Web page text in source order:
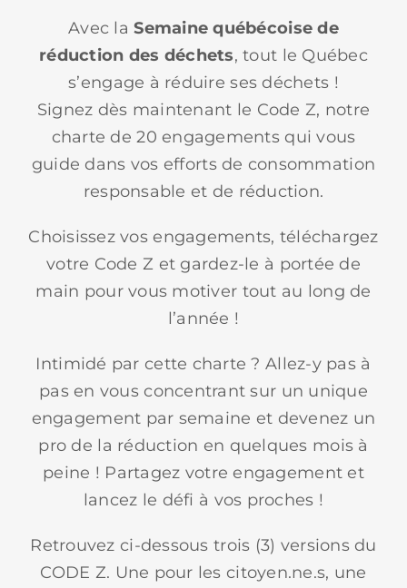
Avec laSemaine québécoise de
réduction des déchets, tout le Québec
s’engage à réduire ses déchets !
Signez dès maintenant le Code Z, notre
charte de 20 engagements qui vous
guide dans vos efforts de consommation
responsable et de réduction.
Choisissez vos engagements, téléchargez
votre Code Z et gardez-le à portée de
main pour vous motiver tout au long de
l’année !
Intimidé par cette charte ? Allez-y pas à
pas en vous concentrant sur un unique
engagement par semaine et devenez un
pro de la réduction en quelques mois à
peine ! Partagez votre engagement et
lancez le défi à vos proches !
Retrouvez ci-dessous trois (3) versions du
CODE Z. Une pour les citoyen.ne.s, une